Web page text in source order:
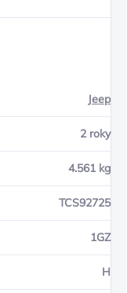
Jeep
2 roky
4.561 kg
TCS92725
1GZ
H